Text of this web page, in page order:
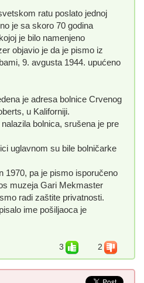
ratu poslato jednoj
je sa skoro 70 godina
je bilo namenjeno
objavio je da je pismo iz
9. avgusta 1944. upućeno
je adresa bolnice Crvenog
u Kaliforniji.
bolnica, srušena je pre
uglavnom su bile bolničarke
1970, pa je pismo isporučeno
muzeja Gari Mekmaster
radi zaštite privatnosti.
ime pošiljaoca je
3 2